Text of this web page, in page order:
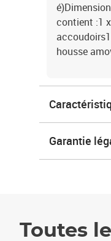
contient :1
housse
Garantie
Toutes